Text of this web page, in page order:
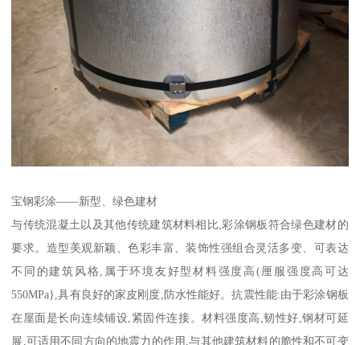
宝钢彩涂——新型、绿色建材
与传统混凝土以及其他传统建筑材料相比,彩涂钢板符合绿色建材的
要求。造型美观新颖、色彩丰富、装饰性强组合灵活多变、可表达
不同的建筑风格,属于环境友好型材料强度高(厘服强度高可达
550MPa},具有良好的家皮刚度,防水性能好。抗震性能:由于彩涂钢板
在屋面是长向连续铺设,紧固件连接。材料强度高,韧性好,钢材可延
展,可适用不同方向的地震力的作用,与其他建筑材料的脆性和不可变